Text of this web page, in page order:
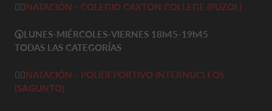
🏊‍♀️NATACIÓN - COLEGIO CAXTON COLLEGE (PUZOL)
🕠LUNES-MIÉRCOLES-VIERNES 18h45-19h45
TODAS LAS CATEGORÍAS
🏊‍♀️NATACIÓN - POLIDEPORTIVO INTERNUCLEOS
(SAGUNTO)